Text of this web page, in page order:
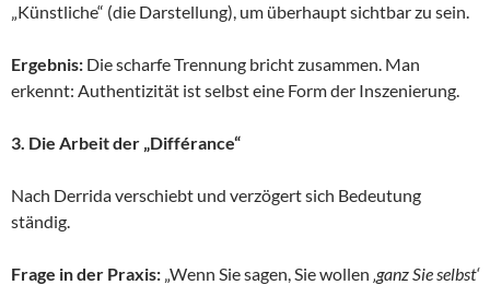
„Künstliche“ (die Darstellung), um überhaupt sichtbar zu sein.
Ergebnis: Die scharfe Trennung bricht zusammen. Man
erkennt: Authentizität ist selbst eine Form der Inszenierung.
3. Die Arbeit der „Différance“
Nach Derrida verschiebt und verzögert sich Bedeutung
ständig.
Frage in der Praxis: „Wenn Sie sagen, Sie wollen ‚ganz Sie selbst‘